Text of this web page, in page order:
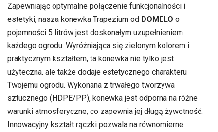
Zapewniając optymalne połączenie funkcjonalności i
estetyki, nasza konewka Trapezium od DOMELO o
pojemności 5 litrów jest doskonałym uzupełnieniem
każdego ogrodu. Wyróżniająca się zielonym kolorem i
praktycznym kształtem, ta konewka nie tylko jest
użyteczna, ale także dodaje estetycznego charakteru
Twojemu ogrodu. Wykonana z trwałego tworzywa
sztucznego (HDPE/PP), konewka jest odporna na różne
warunki atmosferyczne, co zapewnia jej długą żywotność.
Innowacyjny kształt rączki pozwala na równomierne